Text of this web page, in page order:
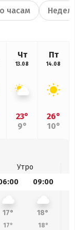
часам
Чт
13.08
23°
9°
Пт
14.08
26°
10°
Утро
09:00
17° 18°
17° 18°